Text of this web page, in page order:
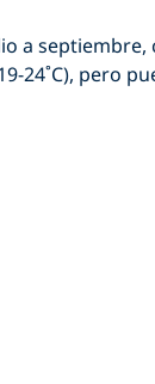
a septiembre,
24˚C), pero